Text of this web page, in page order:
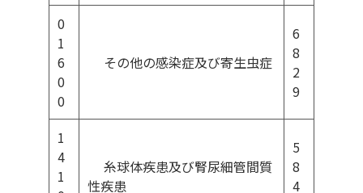
0
1
6
0
0
その他の感染症及び寄生虫症
6
8
2
9
1
4
1
糸球体疾患及び腎尿細管間質
性疾患
5
8
4